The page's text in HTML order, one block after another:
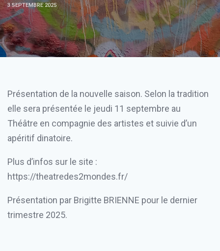
3 SEPTEMBRE 2025
Présentation de la nouvelle saison. Selon la tradition
elle sera présentée le jeudi 11 septembre au
Théâtre en compagnie des artistes et suivie d’un
apéritif dinatoire.
Plus d’infos sur le site :
https://theatredes2mondes.fr/
Présentation par Brigitte BRIENNE pour le dernier
trimestre 2025.